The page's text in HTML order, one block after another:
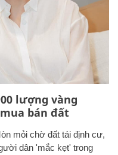
lượng vàng
bán đất
mỏi chờ đất tái định cư,
dân 'mắc kẹt' trong